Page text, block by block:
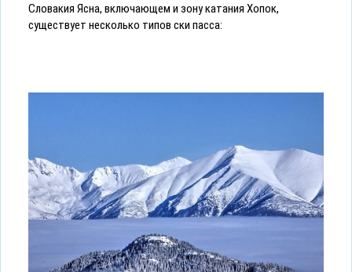
Словакия Ясна, включающем и зону катания Хопок,
существует несколько типов ски пасса: